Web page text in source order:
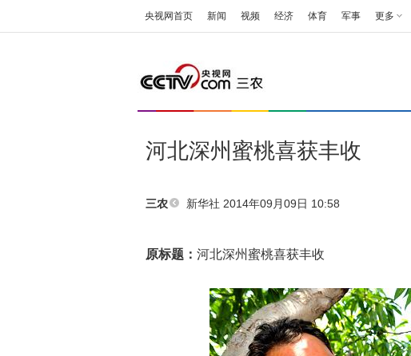
央视网首页 新闻 视频 经济 体育 军事 更多
河北深州蜜桃喜获丰收
三农 新华社 2014年09月09日 10:58
原标题： 河北深州蜜桃喜获丰收